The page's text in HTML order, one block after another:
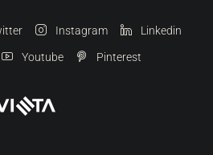
Instagram Linkedin
Youtube Pinterest